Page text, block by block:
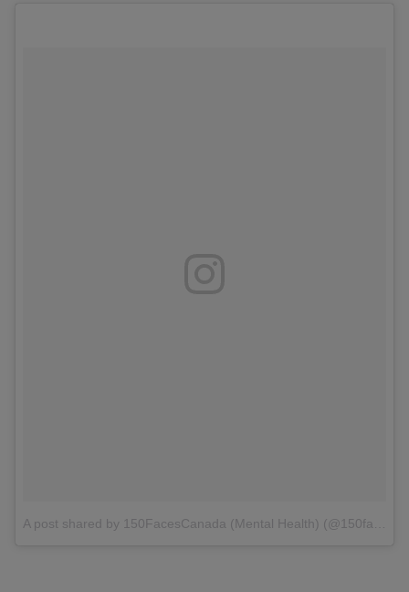
A post shared by 150FacesCanada (Mental Health) (@150facescanada)